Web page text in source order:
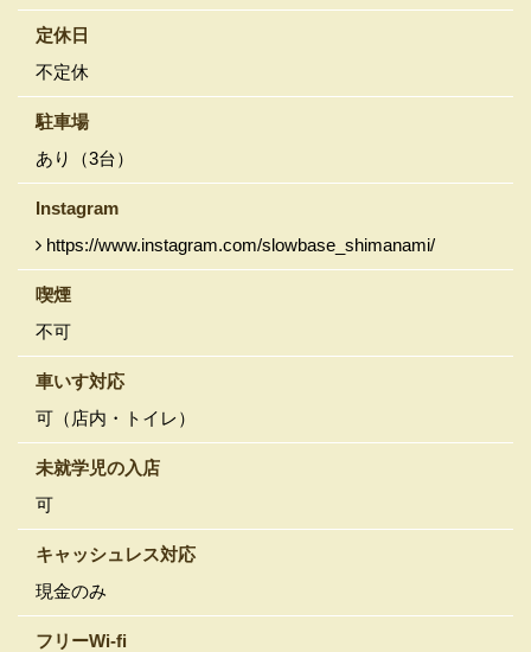
定休日
不定休
駐車場
あり（3台）
Instagram
https://www.instagram.com/slowbase_shimanami/
喫煙
不可
車いす対応
可（店内・トイレ）
未就学児の入店
可
キャッシュレス対応
現金のみ
フリーWi-fi